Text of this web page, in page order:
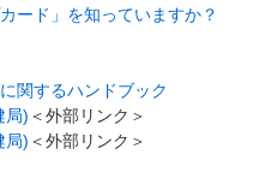
ード」を知っていますか？
関するハンドブック
局) ＜外部リンク＞
局) ＜外部リンク＞